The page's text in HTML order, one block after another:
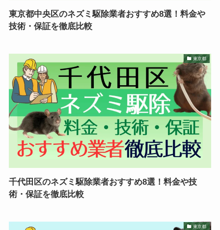
東京都中央区のネズミ駆除業者おすすめ8選！料金や
技術・保証を徹底比較
東京都
千代田区のネズミ駆除業者おすすめ8選！料金や技
術・保証を徹底比較
東京都